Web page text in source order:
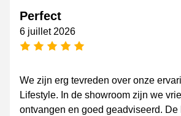
Perfect
6 juillet 2026
We zijn erg tevreden over onze
Lifestyle. In de showroom zijn we
ontvangen en goed geadviseerd.